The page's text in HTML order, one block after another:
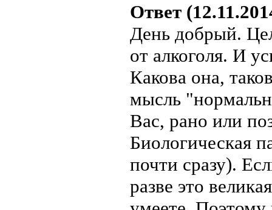
Ответ
День добрый.
от алкоголя. И
Какова она,
мысль
Вас, рано или
Биологическая
почти сразу).
разве это